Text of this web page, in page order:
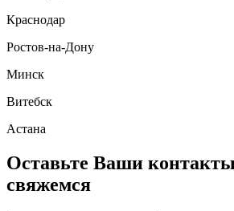
Краснодар
Ростов-на-Дону
Минск
Витебск
Астана
Оставьте Ваши
свяжемся